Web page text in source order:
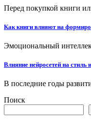
Перед покупкой книги
Как книги влияют на
Эмоциональный
Влияние нейросетей на стиль
В последние годы
Поиск